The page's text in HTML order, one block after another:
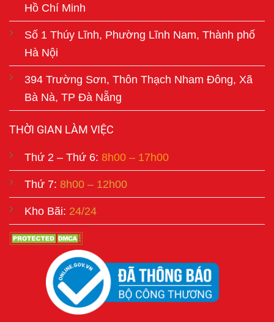
Hồ Chí Minh
Số 1 Thúy Lĩnh, Phường Lĩnh Nam, Thành phố
Hà Nội
394 Trường Sơn, Thôn Thạch Nham Đông, Xã
Bà Nà, TP Đà Nẵng
THỜI GIAN LÀM VIỆC
Thứ 2 – Thứ 6: 8h00 – 17h00
Thứ 7: 8h00 – 12h00
Kho Bãi: 24/24